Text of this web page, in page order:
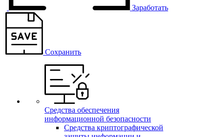
Заработать
Сохранить
Средства обеспечения
информационной безопасности
Средства криптографической